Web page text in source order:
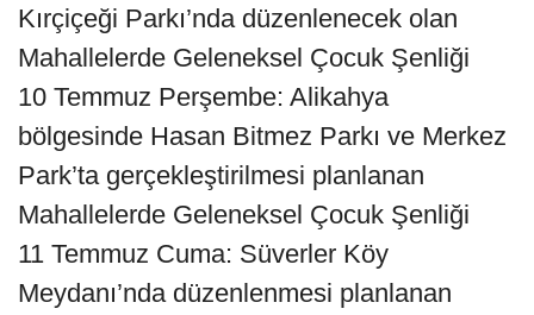
Kırçiçeği Parkı’nda düzenlenecek olan
Mahallelerde Geleneksel Çocuk Şenliği
10 Temmuz Perşembe: Alikahya
bölgesinde Hasan Bitmez Parkı ve Merkez
Park’ta gerçekleştirilmesi planlanan
Mahallelerde Geleneksel Çocuk Şenliği
11 Temmuz Cuma: Süverler Köy
Meydanı’nda düzenlenmesi planlanan